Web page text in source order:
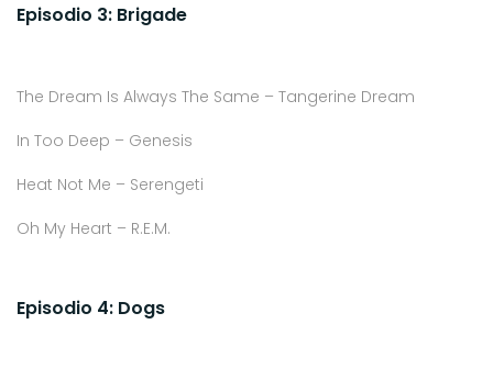
Episodio 3: Brigade
The Dream Is Always The Same – Tangerine Dream
In Too Deep – Genesis
Heat Not Me – Serengeti
Oh My Heart – R.E.M.
Episodio 4: Dogs